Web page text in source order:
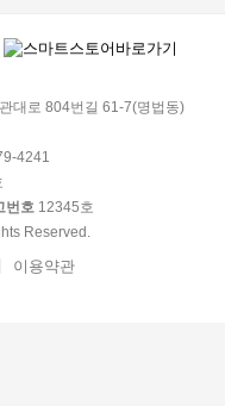
대로 804번길 61-7(명법동)
4241
번호 12345호
Reserved.
이용약관